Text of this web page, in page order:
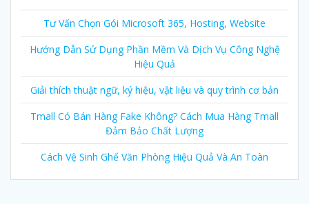
Tư Vấn Chọn Gói Microsoft 365, Hosting, Website
Hướng Dẫn Sử Dụng Phần Mềm Và Dịch Vụ Công Nghệ
Hiệu Quả
Giải thích thuật ngữ, ký hiệu, vật liệu và quy trình cơ bản
Tmall Có Bán Hàng Fake Không? Cách Mua Hàng Tmall
Đảm Bảo Chất Lượng
Cách Vệ Sinh Ghế Văn Phòng Hiệu Quả Và An Toàn